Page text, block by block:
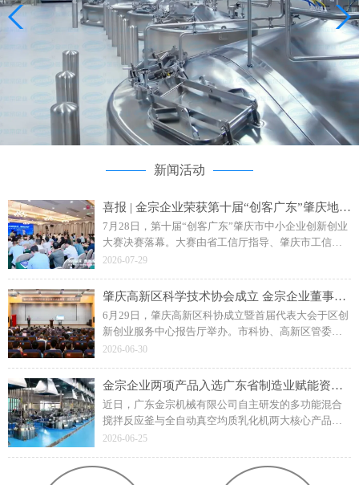
新闻活动
喜报 | 金宗企业荣获第十届“创客广东”肇庆地市赛二等奖
7月28日，第十届“创客广东”肇庆市中小企业创新创业
大赛决赛落幕。大赛由省工信厅指导、肇庆市工信局
主办，主题为“创客肇庆智创未来”。广东金宗机械“水
2026-07-29
肇庆高新区科学技术协会成立 金宗企业董事长钟日强当选副主席
6月29日，肇庆高新区科协成立暨首届代表大会于区创
新创业服务中心报告厅举办。市科协、高新区管委会
相关领导，各单位、科研院校及金宗机械等企业代表
2026-06-30
金宗企业两项产品入选广东省制造业赋能资源名录
近日，广东金宗机械有限公司自主研发的多功能混合
搅拌反应釜与全自动真空均质乳化机两大核心产品凭
借技术先进性与成熟应用价值顺利通过遴选，标志着
获得省级官方认定。
2026-06-25